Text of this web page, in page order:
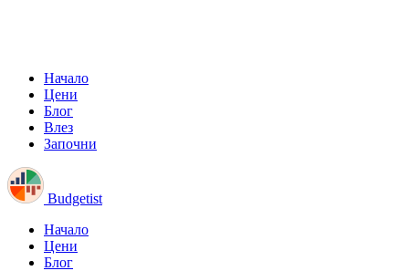
Начало
Цени
Блог
Влез
Започни
Budgetist
Начало
Цени
Блог